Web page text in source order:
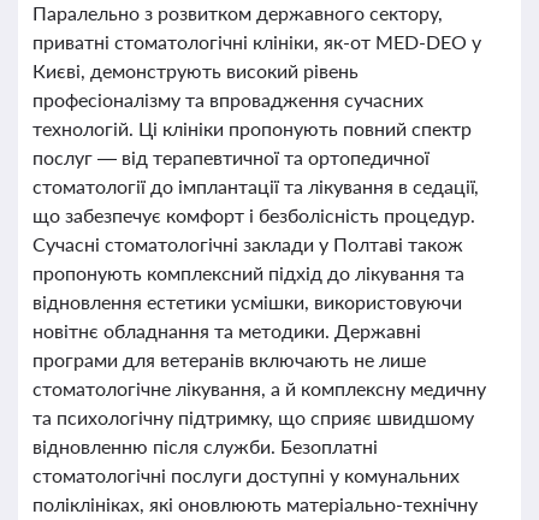
Паралельно з розвитком державного сектору,
приватні стоматологічні клініки, як-от MED-DEO у
Києві, демонструють високий рівень
професіоналізму та впровадження сучасних
технологій. Ці клініки пропонують повний спектр
послуг — від терапевтичної та ортопедичної
стоматології до імплантації та лікування в седації,
що забезпечує комфорт і безболісність процедур.
Сучасні стоматологічні заклади у Полтаві також
пропонують комплексний підхід до лікування та
відновлення естетики усмішки, використовуючи
новітнє обладнання та методики. Державні
програми для ветеранів включають не лише
стоматологічне лікування, а й комплексну медичну
та психологічну підтримку, що сприяє швидшому
відновленню після служби. Безоплатні
стоматологічні послуги доступні у комунальних
поліклініках, які оновлюють матеріально-технічну